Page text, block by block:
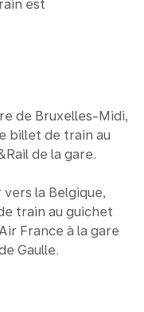
est
de Bruxelles-Midi,
billet de train au
de la gare.
la Belgique,
train au guichet
France à la gare
Gaulle.